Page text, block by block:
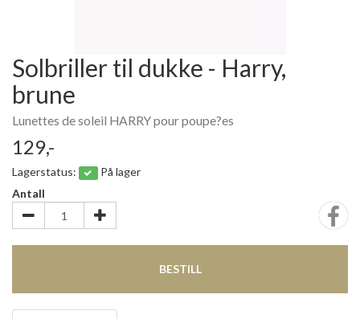
Solbriller til dukke - Harry,
brune
Lunettes de soleil HARRY pour poupe?es
129,-
Lagerstatus:
På lager
Antall
BESTILL